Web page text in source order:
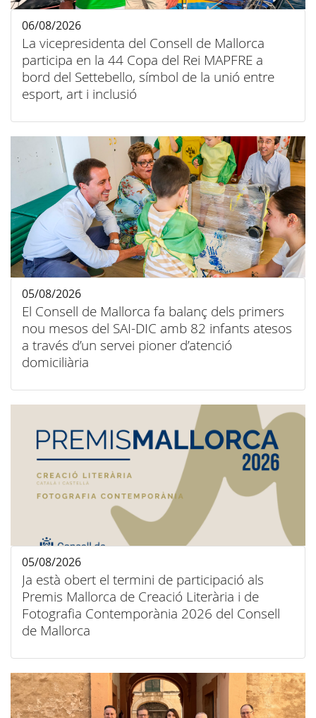
La vicepresidenta del Consell de Mallorca
participa en la 44 Copa del Rei MAPFRE a
bord del Settebello, símbol de la unió entre
esport, art i inclusió
06/08/2026
El Consell de Mallorca fa balanç dels primers
nou mesos del SAI-DIC amb 82 infants atesos
a través d’un servei pioner d’atenció
domiciliària
05/08/2026
Ja està obert el termini de participació als
Premis Mallorca de Creació Literària i de
Fotografia Contemporània 2026 del Consell
de Mallorca
05/08/2026